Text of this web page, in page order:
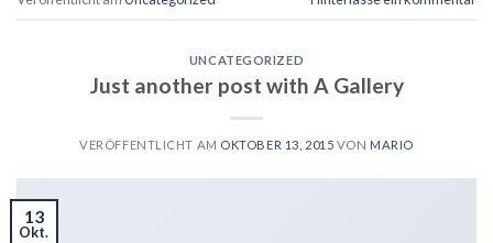
UNCATEGORIZED
Just another post with A Gallery
VERÖFFENTLICHT AM OKTOBER 13, 2015 VON MARIO
13
Okt.